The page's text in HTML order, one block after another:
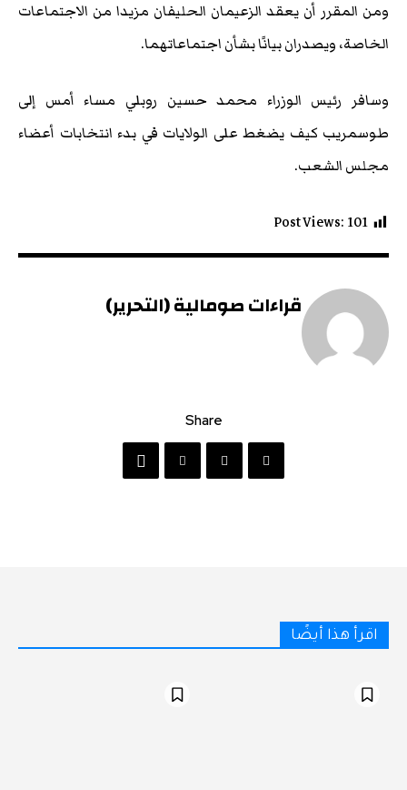
ومن المقرر أن يعقد الزعيمان الحليفان مزيدا من الاجتماعات
الخاصة، ويصدران بيانًا بشأن اجتماعاتهما.
وسافر رئيس الوزراء محمد حسين روبلي مساء أمس إلى
طوسمريب كيف يضغط على الولايات في بدء انتخابات أعضاء
مجلس الشعب.
Post Views: 101
قراءات صومالية (التحرير)
Share
اقرأ هذا أيضًا